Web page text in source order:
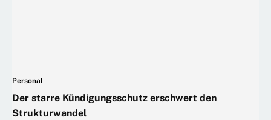
Personal
Der starre Kündigungsschutz erschwert den
Strukturwandel